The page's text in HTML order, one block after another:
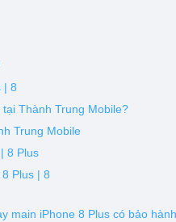
| 8
Thành Trung Mobile?
Trung Mobile
8 Plus
Plus | 8
main iPhone 8 Plus có bảo